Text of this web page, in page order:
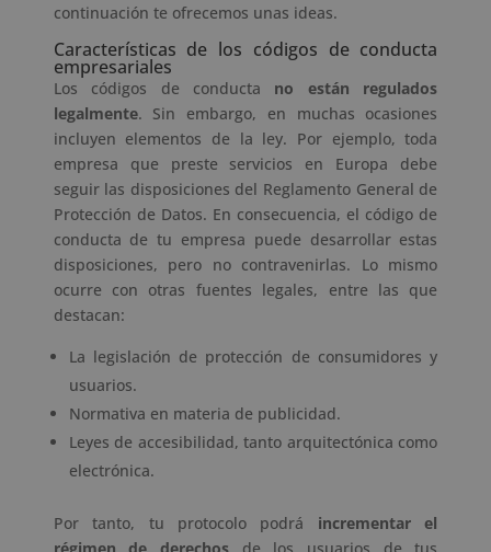
continuación te ofrecemos unas ideas.
Características de los códigos de conducta
empresariales
Los códigos de conducta no están regulados
legalmente. Sin embargo, en muchas ocasiones
incluyen elementos de la ley. Por ejemplo, toda
empresa que preste servicios en Europa debe
seguir las disposiciones del Reglamento General de
Protección de Datos. En consecuencia, el código de
conducta de tu empresa puede desarrollar estas
disposiciones, pero no contravenirlas. Lo mismo
ocurre con otras fuentes legales, entre las que
destacan:
La legislación de protección de consumidores y
usuarios.
Normativa en materia de publicidad.
Leyes de accesibilidad, tanto arquitectónica como
electrónica.
Por tanto, tu protocolo podrá incrementar el